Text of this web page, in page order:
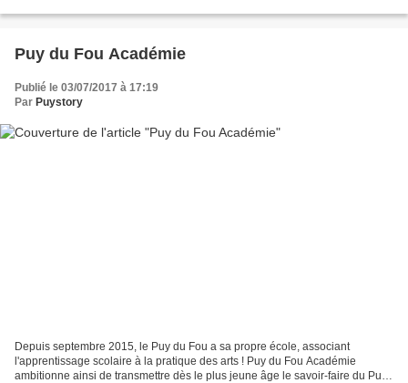
Puy du Fou Académie
Publié le 03/07/2017 à 17:19
Par Puystory
Depuis septembre 2015, le Puy du Fou a sa propre école, associant
l'apprentissage scolaire à la pratique des arts ! Puy du Fou Académie
ambitionne ainsi de transmettre dès le plus jeune âge le savoir-faire du Puy